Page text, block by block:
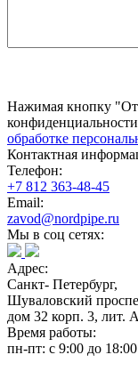
Нажимая кнопку
обработке
Контактная
Телефон:
+7 812 363-48-45
Email:
zavod@nordpipe.ru
Мы в соц сетях:
Адрес:
Санкт- Петербург,
Шуваловский
дом 32 корп. 3, лит. А
Время работы:
пн-пт: с 9:00 до 18:00